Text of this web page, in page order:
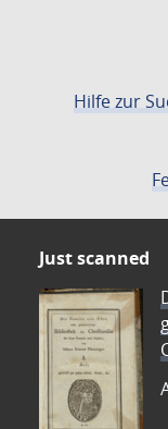
Hilfe zur
Just scanned